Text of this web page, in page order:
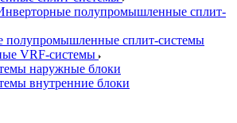
полупромышленные сплит-
сплит-системы
VRF-системы
наружные блоки
внутренние блоки